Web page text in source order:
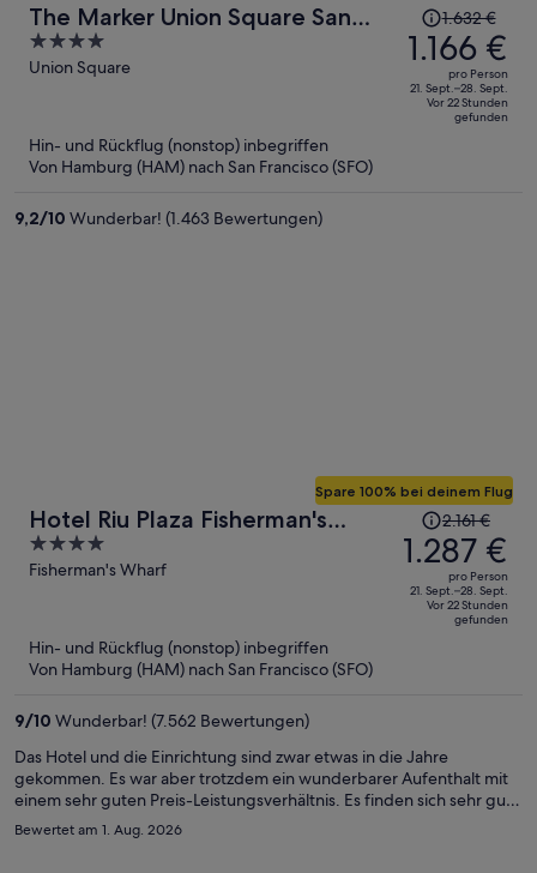
The Marker Union Square San
Francisco
4
out
Union Square
Der
Preis
betrug
1.632 €,
jetzt
1.632 €
1.166 €
pro Person
21. Sept.–28. Sept.
Vor 22 Stunden
gefunden
Hin- und Rückflug (nonstop) inbegriffen
Von Hamburg (HAM) nach San Francisco (SFO)
9,2/10 Wunderbar! (1.463 Bewertungen)
Hotel Riu Plaza Fisherman's
Wharf
4
out
Fisherman's Wharf
Spare 100% bei deinem Flug
Der
Preis
betrug
2.161 €,
jetzt
2.161 €
1.287 €
pro Person
21. Sept.–28. Sept.
Vor 22 Stunden
gefunden
Hin- und Rückflug (nonstop) inbegriffen
Von Hamburg (HAM) nach San Francisco (SFO)
9/10 Wunderbar! (7.562 Bewertungen)
Das Hotel und die Einrichtung sind zwar etwas in die Jahre
gekommen. Es war aber trotzdem ein wunderbarer Aufenthalt mit
einem sehr guten Preis-Leistungsverhältnis. Es finden sich sehr gute
Betten mit sehr guter Bettwäsche und erstklassiger Matratze,
ferner eine alte, aber wertige Einrichtung, sehr gute Handtücher,
Bewertet am 1. Aug. 2026